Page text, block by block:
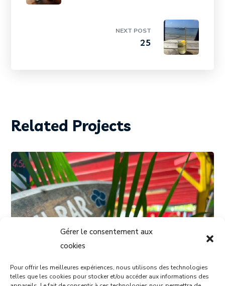
Gérer le consentement aux
cookies
Pour offrir les meilleures expériences, nous utilisons des technologies
telles que les cookies pour stocker et/ou accéder aux informations des
NEXT POST
25
Related Projects